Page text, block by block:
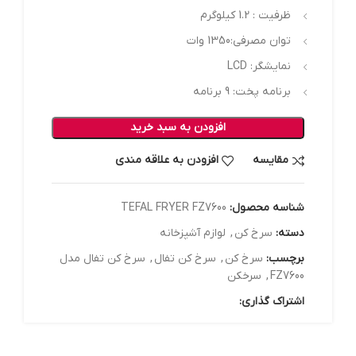
ظرفیت : 1.2 کیلوگرم
توان مصرفی:1350 وات
نمایشگر: LCD
برنامه پخت: 9 برنامه
افزودن به سبد خرید
مقایسه افزودن به علاقه مندی
شناسه محصول: TEFAL FRYER FZ7600
دسته: سرخ کن , لوازم آشپزخانه
برچسب: سرخ کن , سرخ کن تفال , سرخ کن تفال مدل
FZ7600
, سرخکن
اشتراک گذاری: